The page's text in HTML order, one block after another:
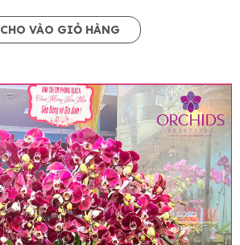
CHO VÀO GIỎ HÀNG